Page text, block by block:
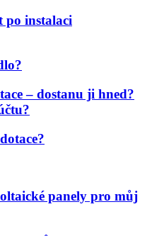
po instalaci
– dostanu ji hned?
panely pro můj